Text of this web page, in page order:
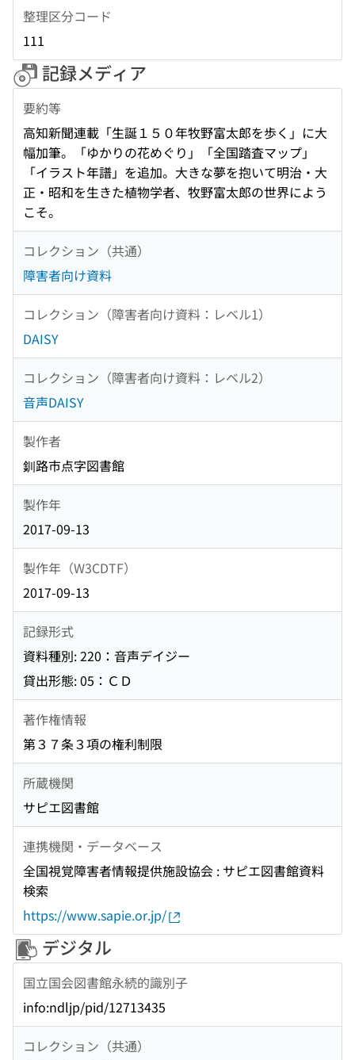
整理区分コード
111
記録メディア
要約等
高知新聞連載「生誕１５０年牧野富太郎を歩く」に大
幅加筆。「ゆかりの花めぐり」「全国踏査マップ」
「イラスト年譜」を追加。大きな夢を抱いて明治・大
正・昭和を生きた植物学者、牧野富太郎の世界によう
こそ。
コレクション（共通）
障害者向け資料
コレクション（障害者向け資料：レベル1）
DAISY
コレクション（障害者向け資料：レベル2）
音声DAISY
製作者
釧路市点字図書館
製作年
2017-09-13
製作年（W3CDTF）
2017-09-13
記録形式
資料種別: 220：音声デイジー
貸出形態: 05：ＣＤ
著作権情報
第３７条３項の権利制限
所蔵機関
サピエ図書館
連携機関・データベース
全国視覚障害者情報提供施設協会 : サピエ図書館資料
検索
https://www.sapie.or.jp/
デジタル
国立国会図書館永続的識別子
info:ndljp/pid/12713435
コレクション（共通）